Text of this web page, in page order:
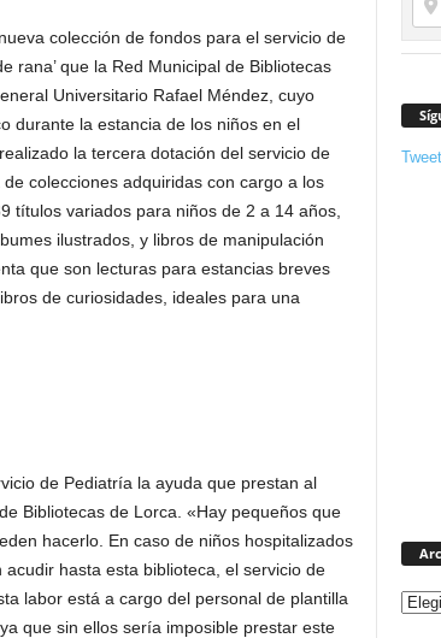
colección de fondos para el servicio de
rana’ que la Red Municipal de Bibliotecas
Universitario Rafael Méndez, cuyo
durante la estancia de los niños en el
la tercera dotación del servicio de
colecciones adquiridas con cargo a los
títulos variados para niños de 2 a 14 años,
ilustrados, y libros de manipulación
que son lecturas para estancias breves
de curiosidades, ideales para una
de Pediatría la ayuda que prestan al
Bibliotecas de Lorca. «Hay pequeños que
hacerlo. En caso de niños hospitalizados
hasta esta biblioteca, el servicio de
labor está a cargo del personal de plantilla
que sin ellos sería imposible prestar este